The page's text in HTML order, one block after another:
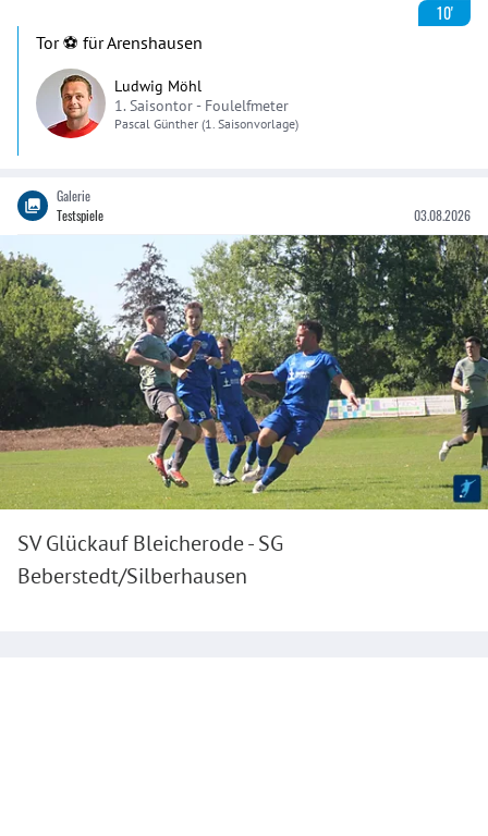
10'
Tor ⚽️ für Arenshausen
Ludwig Möhl
1. Saisontor - Foulelfmeter
Pascal Günther (1. Saisonvorlage)
Galerie
Testspiele
03.08.2026
SV Glückauf Bleicherode - SG
Beberstedt/Silberhausen